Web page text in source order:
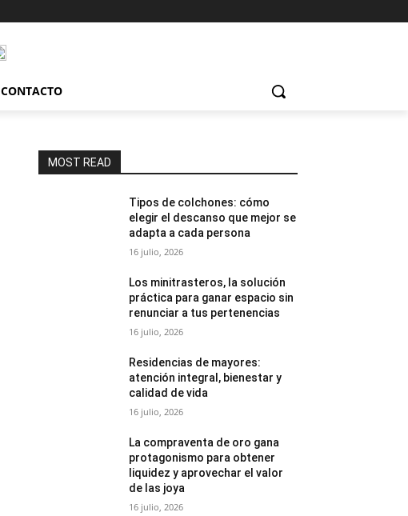
CONTACTO
MOST READ
Tipos de colchones: cómo
elegir el descanso que mejor se
adapta a cada persona
16 julio, 2026
Los minitrasteros, la solución
práctica para ganar espacio sin
renunciar a tus pertenencias
16 julio, 2026
Residencias de mayores:
atención integral, bienestar y
calidad de vida
16 julio, 2026
La compraventa de oro gana
protagonismo para obtener
liquidez y aprovechar el valor
de las joya
16 julio, 2026